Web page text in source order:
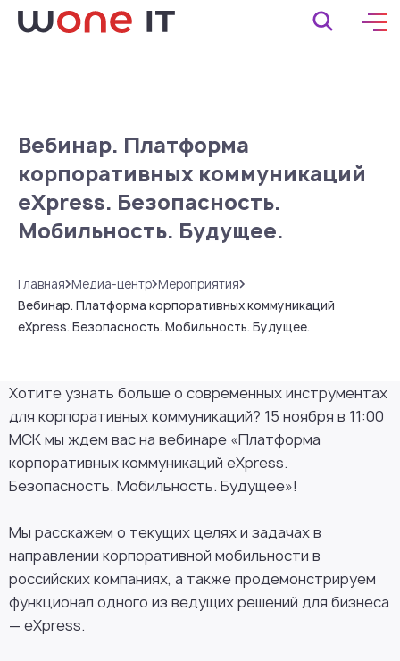
Вебинар. Платформа
корпоративных коммуникаций
eXpress. Безопасность.
Мобильность. Будущее.
Главная Медиа-центр Мероприятия
Вебинар. Платформа корпоративных коммуникаций
eXpress. Безопасность. Мобильность. Будущее.
Хотите узнать больше о современных инструментах
для корпоративных коммуникаций? 15 ноября в 11:00
МСК мы ждем вас на вебинаре «Платформа
корпоративных коммуникаций eXpress.
Безопасность. Мобильность. Будущее»!
Мы расскажем о текущих целях и задачах в
направлении корпоративной мобильности в
российских компаниях, а также продемонстрируем
функционал одного из ведущих решений для бизнеса
— eXpress.